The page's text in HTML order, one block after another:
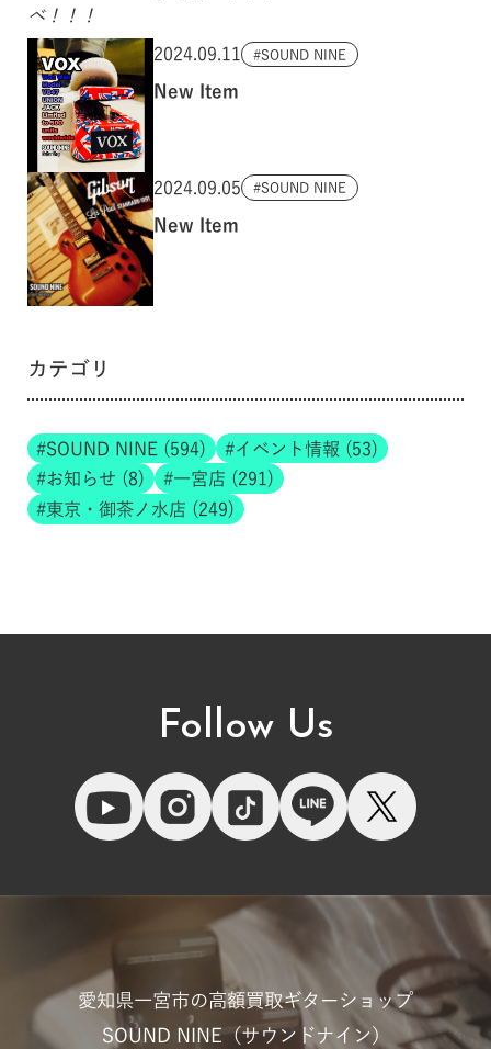
2024.09.11 SOUND NINE
New Item
2024.09.05 SOUND NINE
New Item
カテゴリ
SOUND NINE (594)
イベント情報 (53)
お知らせ (8)
一宮店 (291)
東京・御茶ノ水店 (249)
Follow Us
愛知県一宮市の高額買取ギターショップ
SOUND NINE（サウンドナイン）